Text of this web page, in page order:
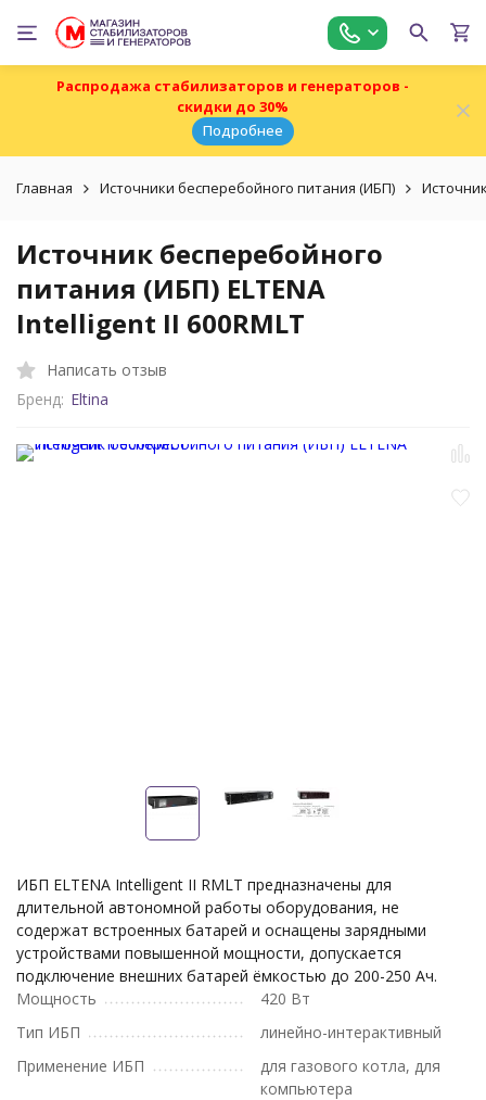
Распродажа стабилизаторов и генераторов -
скидки до 30%
Подробнее
Главная Источники бесперебойного питания (ИБП)
Источник бесперебойного
питания (ИБП) ELTENA
Intelligent II 600RMLT
Написать отзыв
Бренд: Eltina
ИБП ELTENA Intelligent II RMLT предназначены для
длительной автономной работы оборудования, не
содержат встроенных батарей и оснащены зарядными
устройствами повышенной мощности, допускается
подключение внешних батарей ёмкостью до 200-250 Ач.
Мощность
420 Вт
Тип ИБП
линейно-интерактивный
Применение ИБП
для газового котла, для
компьютера